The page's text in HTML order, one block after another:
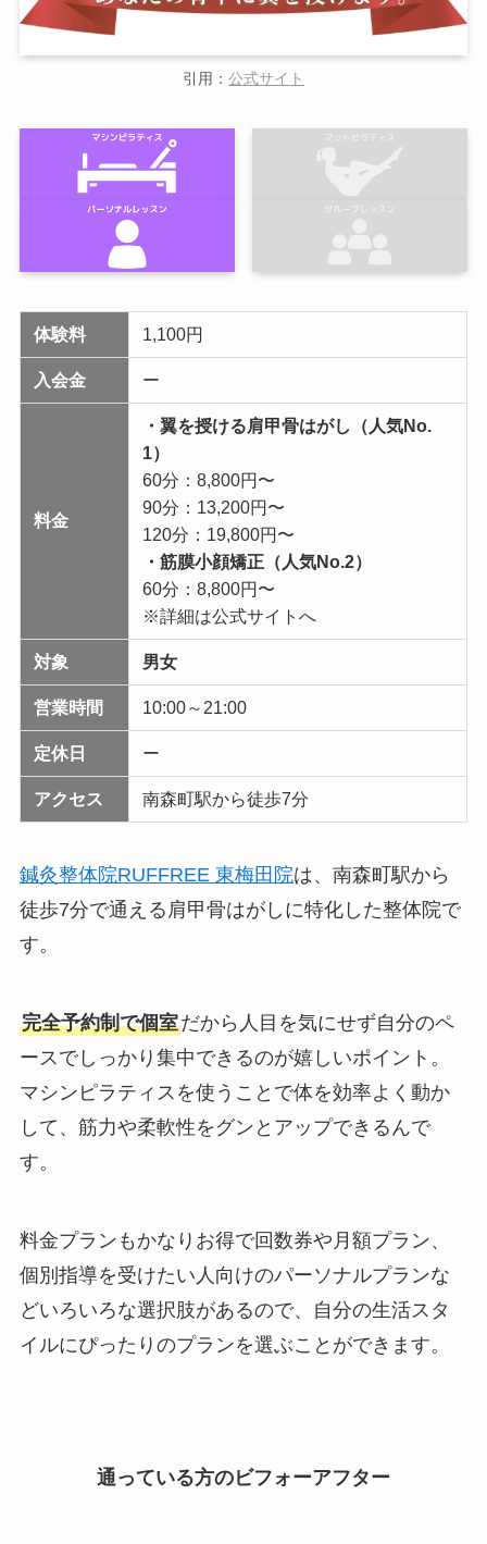
引用： 公式サイト
体験料 1,100円
入会金 ー
料金
・翼を授ける肩甲骨はがし（人気No.
1）
60分：8,800円〜
90分：13,200円〜
120分：19,800円〜
・筋膜小顔矯正（人気No.2）
60分：8,800円〜
※詳細は公式サイトへ
対象 男女
営業時間 10:00～21:00
定休日 ー
アクセス 南森町駅から徒歩7分
鍼灸整体院RUFFREE 東梅田院は、南森町駅から
徒歩7分で通える肩甲骨はがしに特化した整体院で
す。
完全予約制で個室だから人目を気にせず自分のペ
ースでしっかり集中できるのが嬉しいポイント。
マシンピラティスを使うことで体を効率よく動か
して、筋力や柔軟性をグンとアップできるんで
す。
料金プランもかなりお得で回数券や月額プラン、
個別指導を受けたい人向けのパーソナルプランな
どいろいろな選択肢があるので、自分の生活スタ
イルにぴったりのプランを選ぶことができます。
通っている方のビフォーアフター